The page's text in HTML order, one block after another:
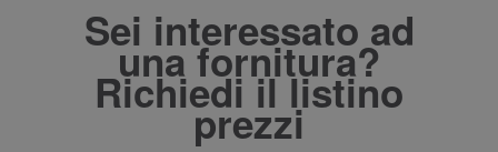
Sei interessato ad
una fornitura?
Richiedi il listino
prezzi